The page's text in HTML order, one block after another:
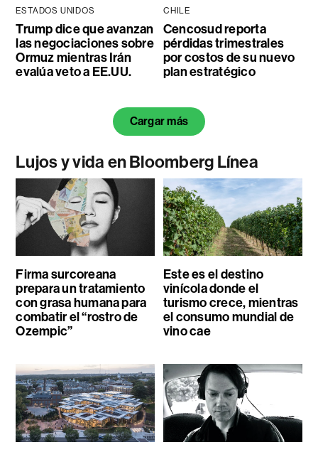
ESTADOS UNIDOS
Trump dice que avanzan
las negociaciones sobre
Ormuz mientras Irán
evalúa veto a EE.UU.
CHILE
Cencosud reporta
pérdidas trimestrales
por costos de su nuevo
plan estratégico
Cargar más
Lujos y vida en Bloomberg Línea
Firma surcoreana
prepara un tratamiento
con grasa humana para
combatir el “rostro de
Ozempic”
Este es el destino
vinícola donde el
turismo crece, mientras
el consumo mundial de
vino cae